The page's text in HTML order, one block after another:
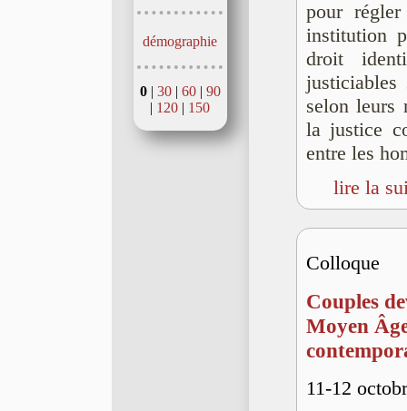
démographie
0| 30| 60| 90
| 120 | 150
pour
institution
droit
selon leurs
la justice
entre les
lire la
Colloque
Couples
Moyen
11-12